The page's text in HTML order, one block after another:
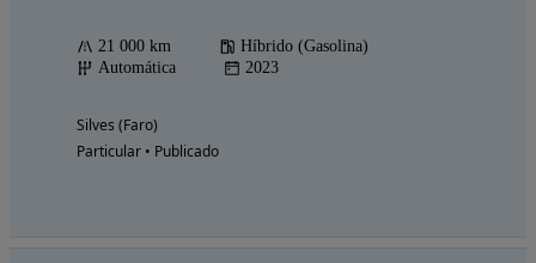
21 000 km
Híbrido (Gasolina)
Automática
2023
Silves (Faro)
Particular • Publicado